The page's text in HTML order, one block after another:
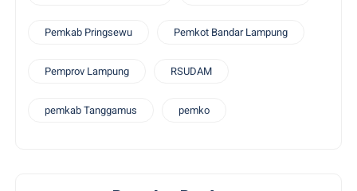
Pemkab Pringsewu Pemkot Bandar Lampung
Pemprov Lampung RSUDAM
pemkab Tanggamus pemko